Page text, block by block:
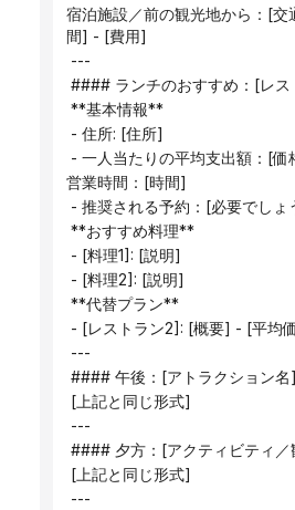
宿泊施設／前の観光地から：[
間] - [費用]
---
#### ランチのおすすめ：[レス
**基本情報**
- 住所: [住所]
- 一人当たりの平均支出額：[価
営業時間：[時間]
- 推奨される予約：[必要でしょ
**おすすめ料理**
- [料理1]: [説明]
- [料理2]: [説明]
**代替プラン**
- [レストラン2]: [概要] - [平均
---
#### 午後：[アトラクション名]
[上記と同じ形式]
---
#### 夕方：[アクティビティ／
[上記と同じ形式]
---